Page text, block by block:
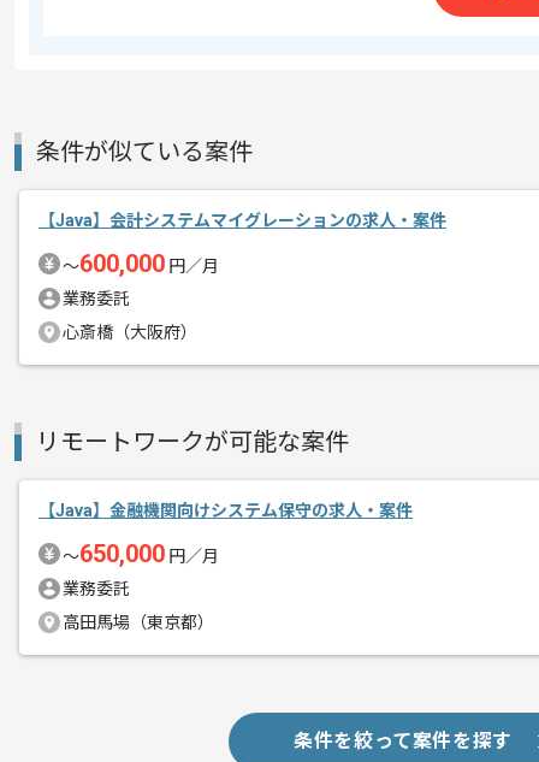
エージェントからのコ
初日はPC貸与や設定等で現地での作業
条件が似ている案件
【Java】会計システムマイグレーションの求人・案件
〜600,000 円／月
業務委託
心斎橋（大阪府）
リモートワークが可能な案件
【Java】金融機関向けシステム保守の求人・案件
〜650,000 円／月
業務委託
高田馬場（東京都）
条件を絞って案件を探す